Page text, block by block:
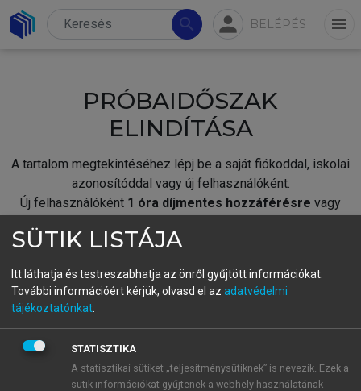
search person BELÉPÉS menu
PRÓBAIDŐSZAK
ELINDÍTÁSA
A tartalom megtekintéséhez lépj be a saját fiókoddal, iskolai
azonosítóddal vagy új felhasználóként.
Új felhasználóként 1 óra díjmentes hozzáférésre vagy
fiókoddal,vagy hozz létre új fiókot.
A regisztráció után apróbaidőszakautomatikusan
BELÉPÉS SAJÁT FIÓKKAL
SÜTIK LISTÁJA
Itt láthatja és testreszabhatja az önről gyűjtött információkat.
További információért kérjük, olvasd el az adatvédelmi
tájékoztatónkat
STATISZTIKA
A statisztikai sütiket „teljesítménysütiknek” is nevezik. Ezek a
sütik információkat gyűjtenek a webhely használatának